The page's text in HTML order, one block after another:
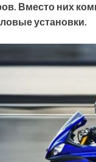
Вместо них
установки.